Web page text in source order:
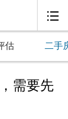

估 二手
需要先